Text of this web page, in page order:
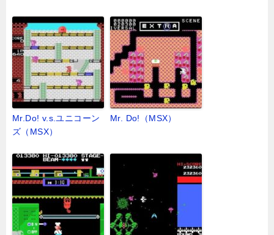
Mr.Do! v.s.ユニコーン
ズ（MSX）
Mr. Do!（MSX）